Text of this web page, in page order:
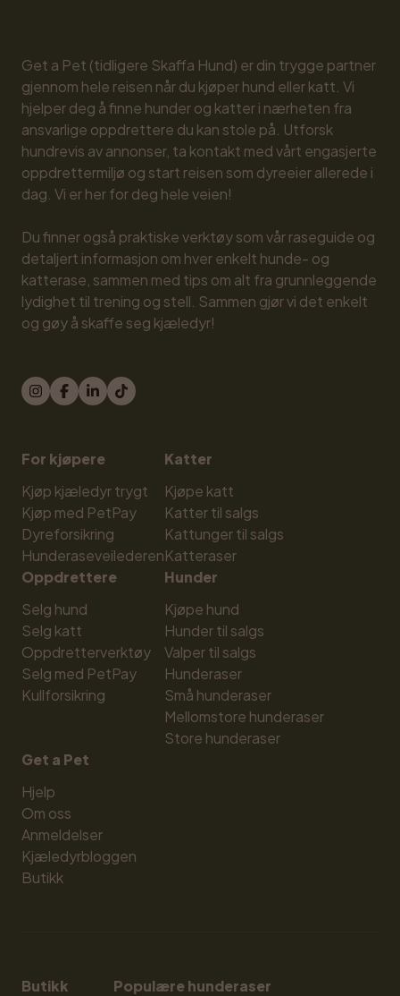
Get a Pet (tidligere Skaffa Hund) er din trygge partner
gjennom hele reisen når du kjøper hund eller katt. Vi
hjelper deg å finne hunder og katter i nærheten fra
ansvarlige oppdrettere du kan stole på. Utforsk
hundrevis av annonser, ta kontakt med vårt engasjerte
oppdrettermiljø og start reisen som dyreeier allerede i
dag. Vi er her for deg hele veien!
Du finner også praktiske verktøy som vår raseguide og
detaljert informasjon om hver enkelt hunde- og
katterase, sammen med tips om alt fra grunnleggende
lydighet til trening og stell. Sammen gjør vi det enkelt
og gøy å skaffe seg kjæledyr!
For kjøpere
Kjøp kjæledyr trygt
Kjøp med PetPay
Dyreforsikring
Hunderaseveilederen
Oppdrettere
Selg hund
Selg katt
Oppdretterverktøy
Selg med PetPay
Kullforsikring
Katter
Kjøpe katt
Katter til salgs
Kattunger til salgs
Katteraser
Hunder
Kjøpe hund
Hunder til salgs
Valper til salgs
Hunderaser
Små hunderaser
Mellomstore hunderaser
Store hunderaser
Get a Pet
Hjelp
Om oss
Anmeldelser
Kjæledyrbloggen
Butikk
Butikk
Populære hunderaser